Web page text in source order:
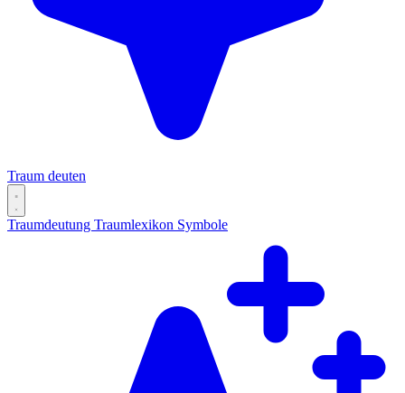
Traum deuten
Traumdeutung Traumlexikon Symbole